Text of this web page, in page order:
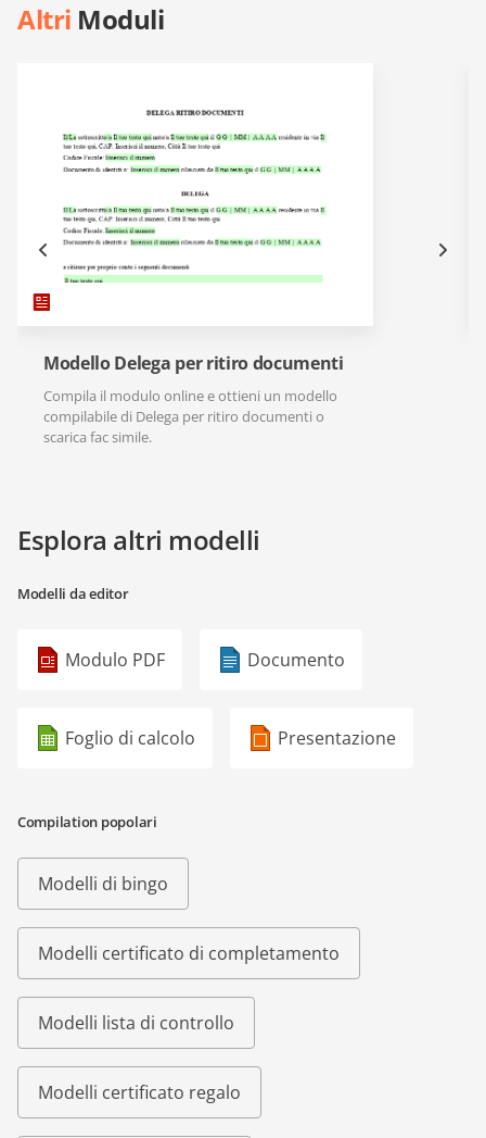
Altri Moduli
Modello Delega per ritiro documenti
Compila il modulo online e ottieni un modello
compilabile di Delega per ritiro documenti o
scarica fac simile.
Esplora altri modelli
Modelli da editor
Modulo PDF Documento
Foglio di calcolo Presentazione
Compilation popolari
Modelli di bingo
Modelli certificato di completamento
Modelli lista di controllo
Modelli certificato regalo